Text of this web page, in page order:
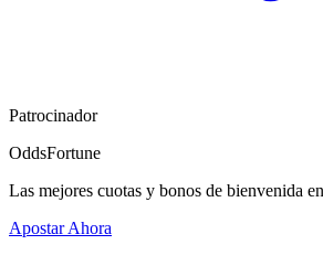
Patrocinador
OddsFortune
Las mejores cuotas y bonos de bienvenida
Apostar Ahora